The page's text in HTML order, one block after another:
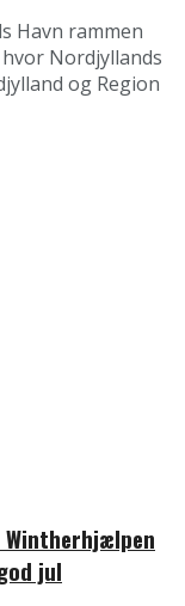
Havn rammen
Nordjyllands
og Region
Wintherhjælpen
jul